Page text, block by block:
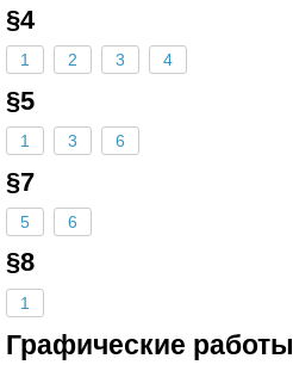
§4
1 2 3 4
§5
1 3 6
§7
5 6
§8
1
Графические работы